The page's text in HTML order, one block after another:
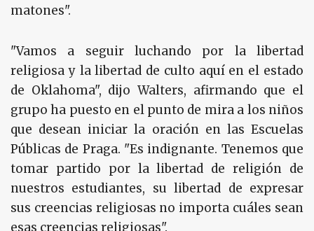
matones".
"Vamos a seguir luchando por la libertad
religiosa y la libertad de culto aquí en el estado
de Oklahoma", dijo Walters, afirmando que el
grupo ha puesto en el punto de mira a los niños
que desean iniciar la oración en las Escuelas
Públicas de Praga. "Es indignante. Tenemos que
tomar partido por la libertad de religión de
nuestros estudiantes, su libertad de expresar
sus creencias religiosas no importa cuáles sean
esas creencias religiosas".